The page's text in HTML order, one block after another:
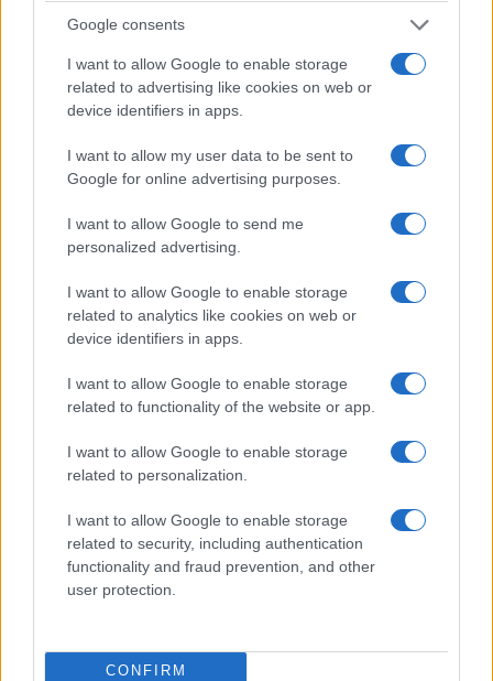
Google consents
I want to allow Google to enable storage
related to advertising like cookies on web or
device identifiers in apps.
I want to allow my user data to be sent to
Google for online advertising purposes.
I want to allow Google to send me
personalized advertising.
I want to allow Google to enable storage
related to analytics like cookies on web or
device identifiers in apps.
I want to allow Google to enable storage
related to functionality of the website or app.
I want to allow Google to enable storage
related to personalization.
I want to allow Google to enable storage
related to security, including authentication
functionality and fraud prevention, and other
user protection.
CONFIRM
Πελαργού.
Το κοινό ψήφισμα των 16
Συλλόγων της Εορδαίας
για την Γενοκτονία των
19 Μαΐου 2023, 6:00 μμ
σε "Ποντιακά"
«Ευξείνιος Κύκλος»:
Εκδηλώσεις Μνήμης από τα
15 Μαΐου 2024, 1:55 μμ
σε "Ποντιακά"
Ζητούμε αναγνώριση της
Ποντιακής Γενοκτονίας»
σε "True Story Radio"
και μάθετε πρώτοι όλες τις ειδήσεις!